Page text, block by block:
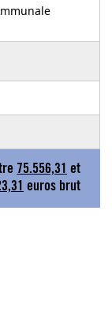
75.556,31 et
euros brut